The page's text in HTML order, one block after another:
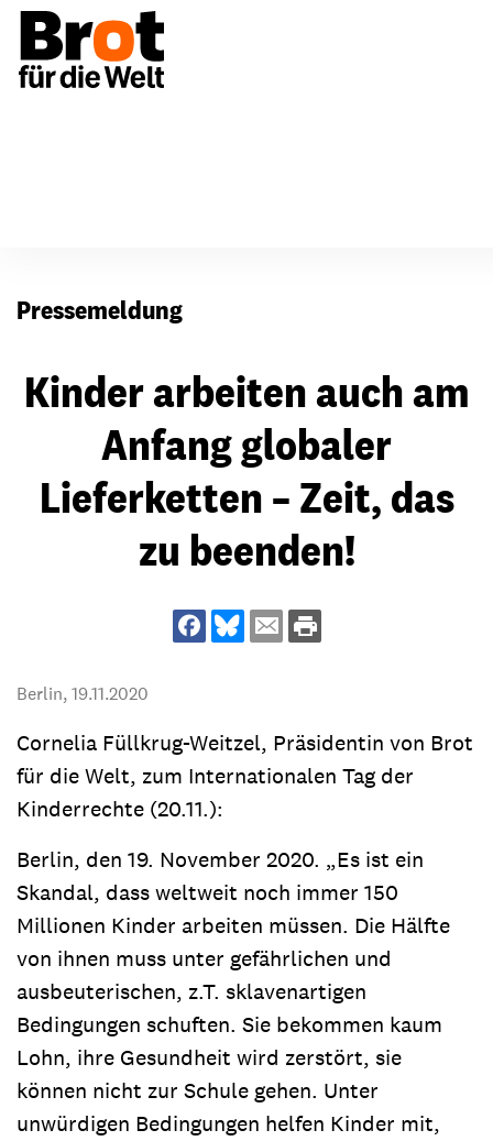
Pressemeldung
Kinder arbeiten auch am
Anfang globaler
Lieferketten – Zeit, das
zu beenden!
Berlin,19.11.2020
Cornelia Füllkrug-Weitzel, Präsidentin von Brot
für die Welt, zum Internationalen Tag der
Kinderrechte (20.11.):
Berlin, den 19. November 2020. „Es ist ein
Skandal, dass weltweit noch immer 150
Millionen Kinder arbeiten müssen. Die Hälfte
von ihnen muss unter gefährlichen und
ausbeuterischen, z.T. sklavenartigen
Bedingungen schuften. Sie bekommen kaum
Lohn, ihre Gesundheit wird zerstört, sie
können nicht zur Schule gehen. Unter
unwürdigen Bedingungen helfen Kinder mit,